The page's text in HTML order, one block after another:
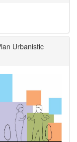
Urbanistic